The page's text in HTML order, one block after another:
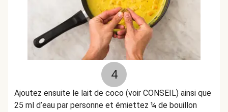
4
Ajoutez ensuite le lait de coco (voir CONSEIL) ainsi que
25 ml d’eau par personne et émiettez ¼ de bouillon